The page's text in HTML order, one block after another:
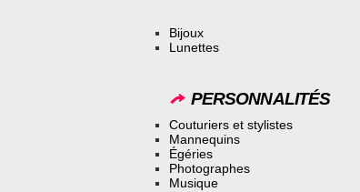
Bijoux
Lunettes
PERSONNALITÉS
Couturiers et stylistes
Mannequins
Égéries
Photographes
Musique